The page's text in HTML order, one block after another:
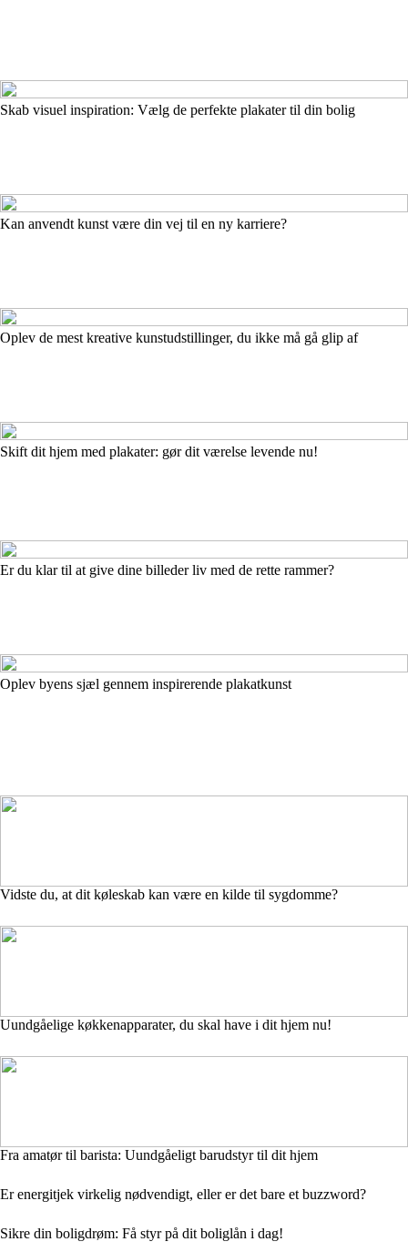
Skab visuel inspiration: Vælg de perfekte plakater til din bolig
Kan anvendt kunst være din vej til en ny karriere?
Oplev de mest kreative kunstudstillinger, du ikke må gå glip af
Skift dit hjem med plakater: gør dit værelse levende nu!
Er du klar til at give dine billeder liv med de rette rammer?
Oplev byens sjæl gennem inspirerende plakatkunst
Vidste du, at dit køleskab kan være en kilde til sygdomme?
Uundgåelige køkkenapparater, du skal have i dit hjem nu!
Fra amatør til barista: Uundgåeligt barudstyr til dit hjem
Er energitjek virkelig nødvendigt, eller er det bare et buzzword?
Sikre din boligdrøm: Få styr på dit boliglån i dag!